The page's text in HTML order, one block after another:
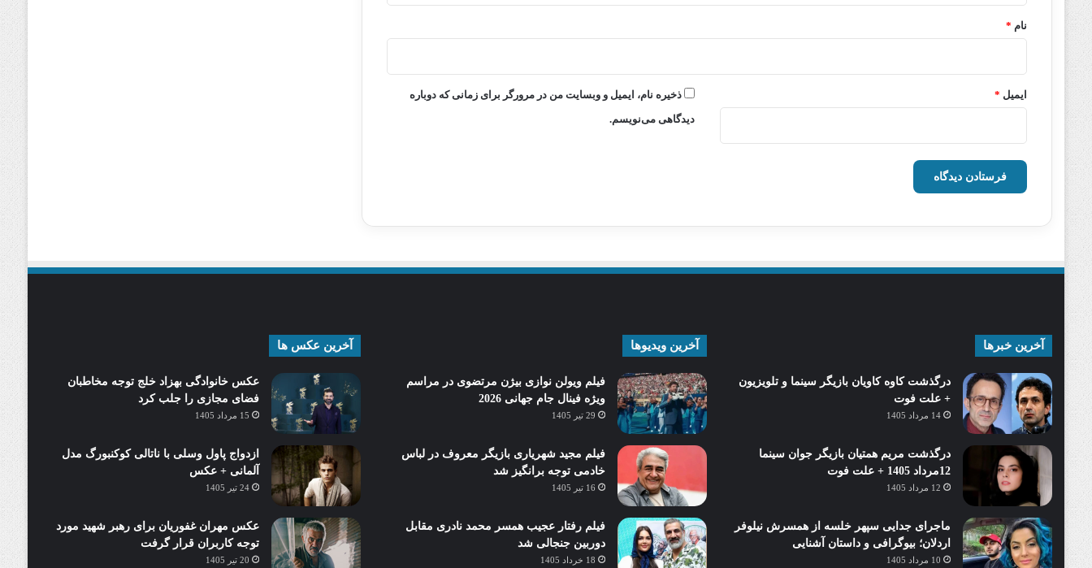
نام *
ایمیل *
ذخیره نام، ایمیل و وبسایت من در مرورگر برای زمانی که دوباره
دیدگاهی می‌نویسم.
آخرین خبرها
درگذشت کاوه کاویان بازیگر سینما و تلویزیون
+ علت فوت
14 مرداد 1405
درگذشت مریم همتیان بازیگر جوان سینما
12مرداد 1405 + علت فوت
12 مرداد 1405
ماجرای جدایی سپهر خلسه از همسرش نیلوفر
اردلان؛ بیوگرافی و داستان آشنایی
10 مرداد 1405
آخرین ویدیوها
فیلم ویولن نوازی بیژن مرتضوی در مراسم
ویژه فینال جام جهانی 2026
29 تیر 1405
فیلم مجید شهریاری بازیگر معروف در لباس
خادمی توجه برانگیز شد
16 تیر 1405
فیلم رفتار عجیب همسر محمد نادری مقابل
دوربین جنجالی شد
18 خرداد 1405
آخرین عکس ها
عکس خانوادگی بهزاد خلج توجه مخاطبان
فضای مجازی را جلب کرد
15 مرداد 1405
ازدواج پاول وسلی با ناتالی کوکنبورگ مدل
آلمانی + عکس
24 تیر 1405
عکس مهران غفوریان برای رهبر شهید مورد
توجه کاربران قرار گرفت
20 تیر 1405